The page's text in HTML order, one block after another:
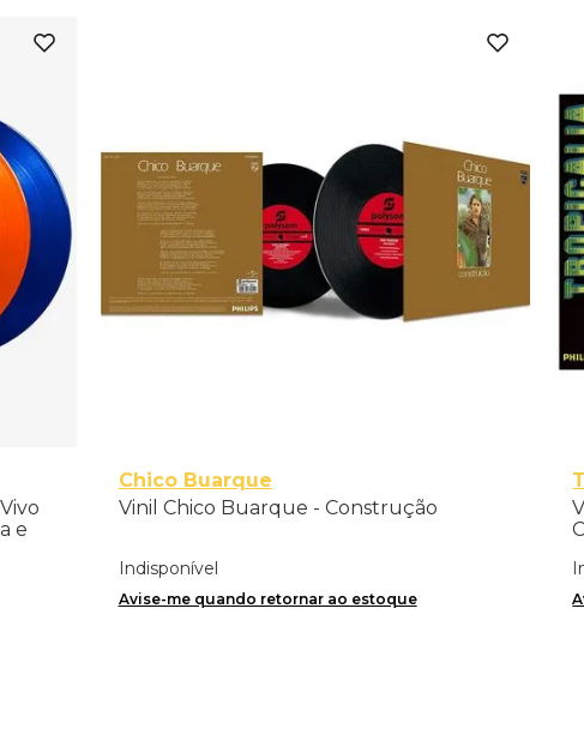
e
Chico Buarque
Vinil Chico Buarque - Construção
Indisponível
Avise-me quando retornar ao estoque